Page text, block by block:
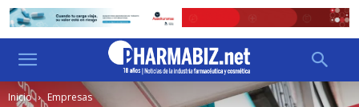
Inicio Empresas